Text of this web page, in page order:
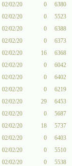
02/02/20 0 6380
02/02/20 0 5523
02/02/20 0 6388
02/02/20 0 6373
02/02/20 16 6368
02/02/20 0 6042
02/02/20 0 6402
02/02/20 0 6219
02/02/20 29 6453
02/02/20 0 5687
02/02/20 18 5737
02/02/20 0 6403
02/02/20 0 5510
02/02/20 0 5538